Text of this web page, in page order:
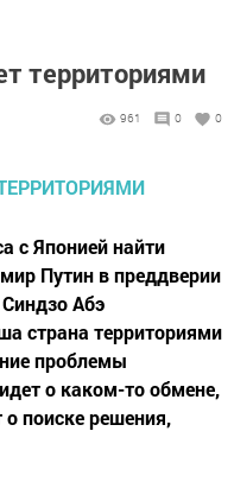
территориями
961 0 0
с Японией найти
Путин в преддверии
Абэ
страна территориями
проблемы
о каком-то обмене,
поиске решения,